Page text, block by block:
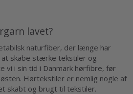
lavet?
naturfiber, der længe har
skabe stærke tekstiler og
vi i sin tid i Danmark hørfibre, før
Hørtekstiler er nemlig nogle af
skabt og brugt til tekstiler.